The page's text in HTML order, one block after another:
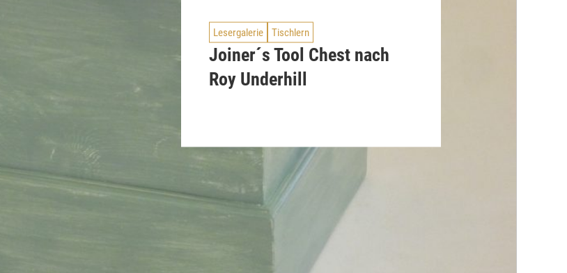
Lesergalerie Tischlern
Joiner´s Tool Chest nach
Roy Underhill